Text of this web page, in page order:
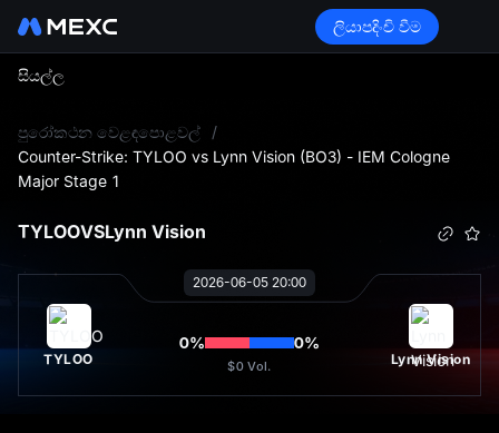
ලියාපදිංචි වීම
සියල්ල
පුරෝකථන වෙළඳපොළවල්
/
Counter-Strike: TYLOO vs Lynn Vision (BO3) - IEM Cologne
Major Stage 1
TYLOOVSLynn Vision
2026-06-05 20:00
TYLOO
0% 0%
$0 Vol. Lynn Vision